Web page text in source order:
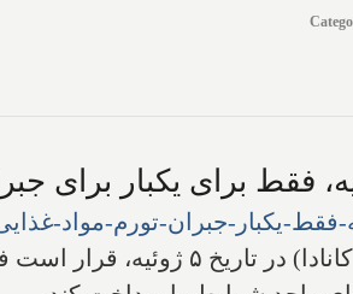
اداره مالیات (موسوم به